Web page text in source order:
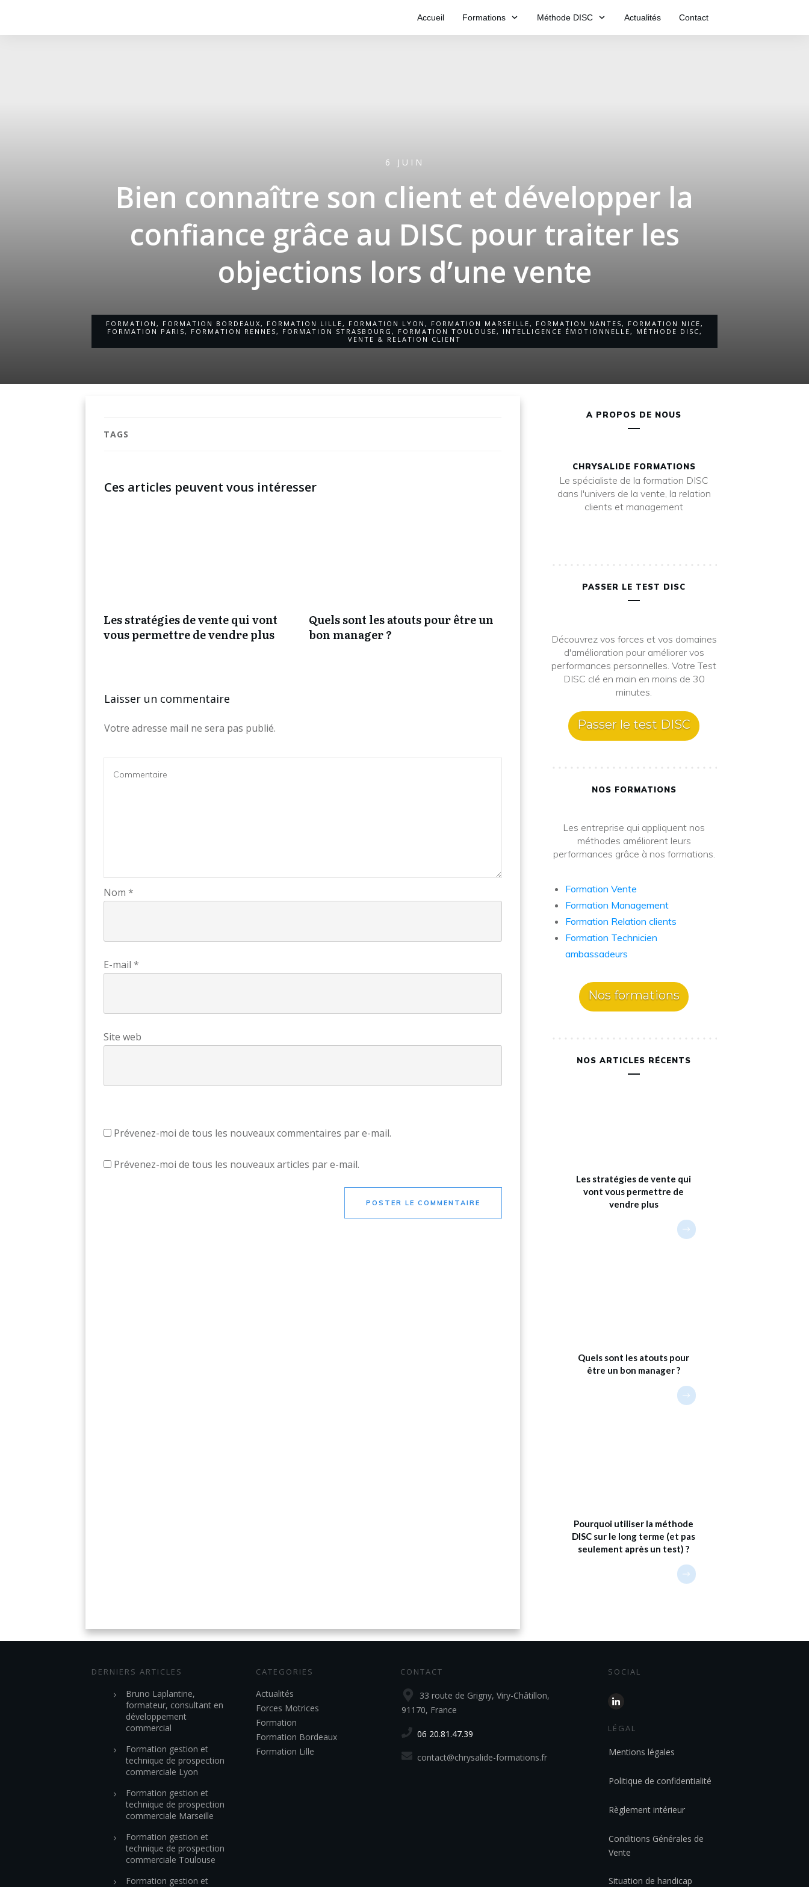
Accueil Formations Méthode DISC Actualités Contact
6 JUIN
Bien connaître son client et développer la
confiance grâce au DISC pour traiter les
objections lors d’une vente
FORMATION , FORMATION BORDEAUX, FORMATION LILLE, FORMATION LYON , FORMATION MARSEILLE, FORMATION NANTES, FORMATION NICE,
FORMATION PARIS, FORMATION RENNES, FORMATION STRASBOURG , FORMATION TOULOUSE, INTELLIGENCE ÉMOTIONNELLE, MÉTHODE DISC,
VENTE & RELATION CLIENT
TAGS
Ces articles peuvent vous intéresser
Les stratégies de vente qui vont
vous permettre de vendre plus
Quels sont les atouts pour être un
bon manager ?
Laisser un commentaire
Votre adresse mail ne sera pas publié.
Nom *
E-mail *
Site web
Prévenez-moi de tous les nouveaux commentaires par e-mail.
Prévenez-moi de tous les nouveaux articles par e-mail.
POSTER LE COMMENTAIRE
A PROPOS DE NOUS
CHRYSALIDE FORMATIONS
Le spécialiste de la formation DISC
dans l'univers de la vente, la relation
clients et management
PASSER LE TEST DISC
Découvrez vos forces et vos domaines
d'amélioration pour améliorer vos
performances personnelles. Votre Test
DISC clé en main en moins de 30
minutes.
Passer le test DISC
NOS FORMATIONS
Les entreprise qui appliquent nos
méthodes améliorent leurs
performances grâce à nos formations.
Formation Vente
Formation Management
Formation Relation clients
Formation Technicien
ambassadeurs
Nos formations
NOS ARTICLES RÉCENTS
Les stratégies de vente qui
vont vous permettre de
vendre plus
Quels sont les atouts pour
être un bon manager ?
Pourquoi utiliser la méthode
DISC sur le long terme (et pas
seulement après un test) ?
DERNIERS ARTICLES
Bruno Laplantine,
formateur, consultant en
développement
commercial
Formation gestion et
technique de prospection
commerciale Lyon
Formation gestion et
technique de prospection
commerciale Marseille
Formation gestion et
technique de prospection
commerciale Toulouse
Formation gestion et
CATEGORIES
Actualités
Forces Motrices
Formation
Formation Bordeaux
Formation Lille
CONTACT
33 route de Grigny, Viry-Châtillon,
91170, France
06 20.81.47.39
contact@chrysalide-formations.fr
SOCIAL
LÉGAL
Mentions légales
Politique de confidentialité
Règlement intérieur
Conditions Générales de
Vente
Situation de handicap